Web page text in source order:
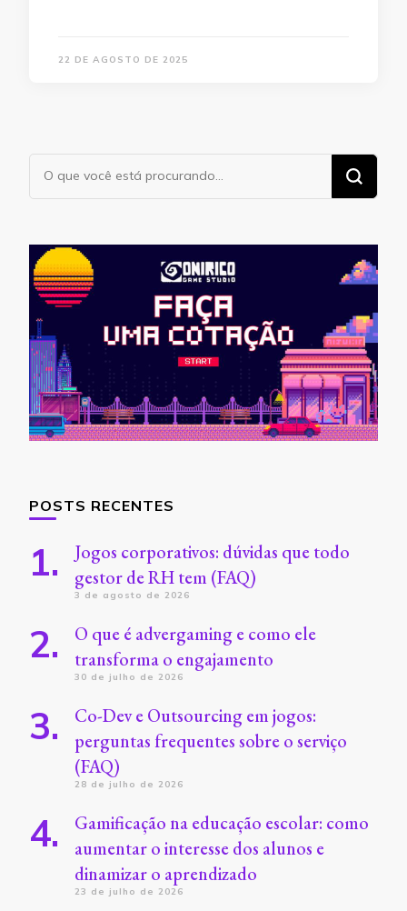
22 DE AGOSTO DE 2025
Procurando
algo?
POSTS RECENTES
Jogos corporativos: dúvidas que todo
gestor de RH tem (FAQ)
3 de agosto de 2026
O que é advergaming e como ele
transforma o engajamento
30 de julho de 2026
Co-Dev e Outsourcing em jogos:
perguntas frequentes sobre o serviço
(FAQ)
28 de julho de 2026
Gamificação na educação escolar: como
aumentar o interesse dos alunos e
dinamizar o aprendizado
23 de julho de 2026